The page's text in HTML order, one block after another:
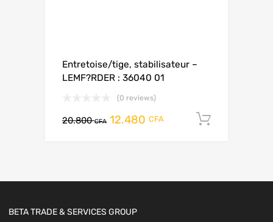
Entretoise/tige, stabilisateur –
LEMF?RDER : 36040 01
(0 reviews)
20.800CFA 12.480 CFA
BETA TRADE & SERVICES GROUP